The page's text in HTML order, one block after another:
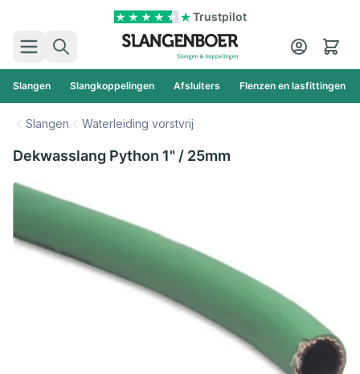
Trustpilot
Zoek
Cart
Slangen Slangkoppelingen Afsluiters Flenzen en lasfittingen
Slangen Waterleiding vorstvrij
Dekwasslang Python 1" / 25mm